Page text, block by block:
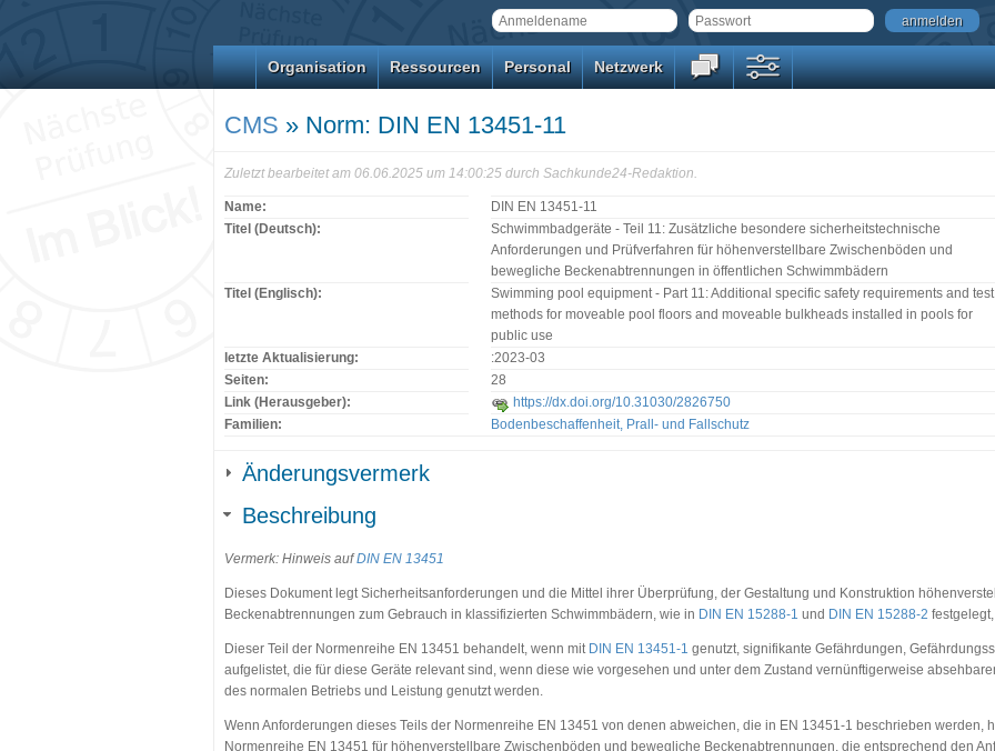
anmelden
Organisation Ressourcen Personal Netzwerk
CMS » Norm: DIN EN 13451-11
Zuletzt bearbeitet am 06.06.2025 um 14:00:25 durch Sachkunde24-Redaktion.
Name:
DIN EN 13451-11
Titel (Deutsch):
Schwimmbadgeräte - Teil 11: Zusätzliche besondere sicherheitstechnische
Anforderungen und Prüfverfahren für höhenverstellbare Zwischenböden und
bewegliche Beckenabtrennungen in öffentlichen Schwimmbädern
Titel (Englisch):
Swimming pool equipment - Part 11: Additional specific safety requirements and test
methods for moveable pool floors and moveable bulkheads installed in pools for
public use
letzte Aktualisierung:
:2023-03
Seiten:
28
Link (Herausgeber):
https://dx.doi.org/10.31030/2826750
Familien:
Bodenbeschaffenheit, Prall- und Fallschutz
Änderungsvermerk
Beschreibung
Vermerk: Hinweis aufDIN EN 13451
Dieses Dokument legt Sicherheitsanforderungen und die Mittel ihrer Überprüfung, der Gestaltung und Konstruktion
Beckenabtrennungen zum Gebrauch in klassifizierten Schwimmbädern, wie in DIN EN 15288-1 und DIN EN 15288-2
Dieser Teil der Normenreihe EN 13451 behandelt, wenn mit DIN EN 13451-1 genutzt, signifikante Gefährdungen,
aufgelistet, die für diese Geräte relevant sind, wenn diese wie vorgesehen und unter dem Zustand vernünftigerweise
des normalen Betriebs und Leistung genutzt werden.
Wenn Anforderungen dieses Teils der Normenreihe EN 13451 von denen abweichen, die in EN 13451-1 beschrieben werden,
Normenreihe EN 13451 für höhenverstellbare Zwischenböden und bewegliche Beckenabtrennungen, die entsprechend den